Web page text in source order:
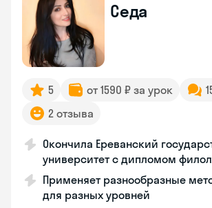
Седа
5 от 1590 ₽ за урок
2 отзыва
Окончила Ереванский
университет с дипломом
Применяет разнообразные
для разных уровней